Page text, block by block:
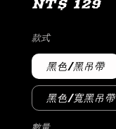
Regular
NT$ 129
款式
黑色/黑吊帶
黑色/寬黑吊帶